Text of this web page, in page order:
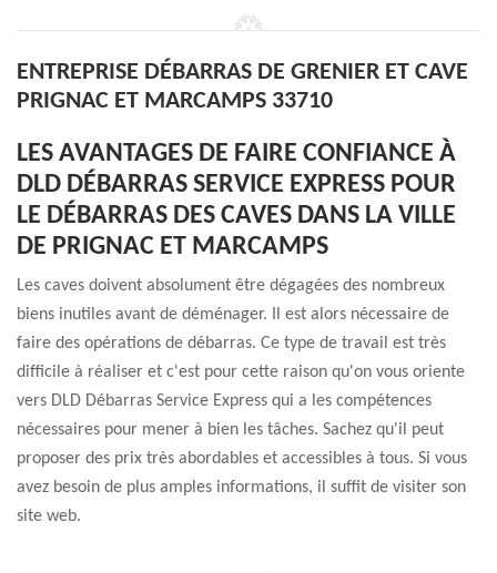
ENTREPRISE DÉBARRAS DE GRENIER ET CAVE
PRIGNAC ET MARCAMPS 33710
LES AVANTAGES DE FAIRE CONFIANCE À
DLD DÉBARRAS SERVICE EXPRESS POUR
LE DÉBARRAS DES CAVES DANS LA VILLE
DE PRIGNAC ET MARCAMPS
Les caves doivent absolument être dégagées des nombreux
biens inutiles avant de déménager. Il est alors nécessaire de
faire des opérations de débarras. Ce type de travail est très
difficile à réaliser et c'est pour cette raison qu'on vous oriente
vers DLD Débarras Service Express qui a les compétences
nécessaires pour mener à bien les tâches. Sachez qu'il peut
proposer des prix très abordables et accessibles à tous. Si vous
avez besoin de plus amples informations, il suffit de visiter son
site web.